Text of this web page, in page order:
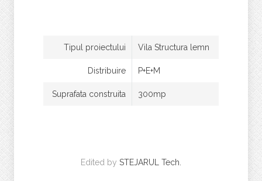
Tipul proiectului Vila Structura lemn
Distribuire P+E+M
Suprafata construita 300mp
Edited by STEJARUL Tech.